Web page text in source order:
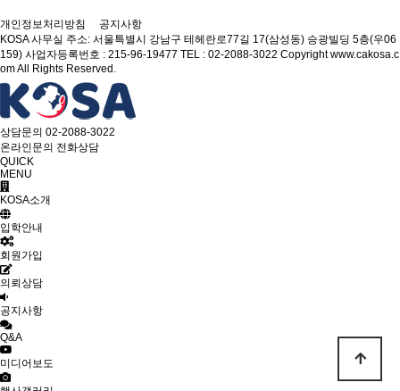
개인정보처리방침
공지사항
KOSA 사무실 주소: 서울특별시 강남구 테헤란로77길 17(삼성동) 승광빌딩 5층(우06
159) 사업자등록번호 : 215-96-19477 TEL : 02-2088-3022 Copyright www.cakosa.c
om All Rights Reserved.
상담문의 02-2088-3022
온라인문의 전화상담
QUICK
MENU
KOSA소개
입학안내
회원가입
의뢰상담
공지사항
Q&A
미디어보도